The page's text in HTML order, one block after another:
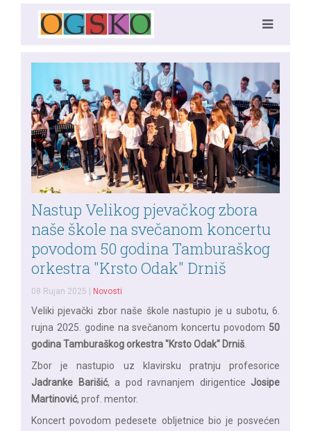
Nastup Velikog pjevačkog zbora
naše škole na svečanom koncertu
povodom 50 godina Tamburaškog
orkestra "Krsto Odak" Drniš
08 Rujan 2025 Novosti
Veliki pjevački zbor naše škole nastupio je u subotu, 6.
rujna 2025. godine na svečanom koncertu povodom 50
godina Tamburaškog orkestra "Krsto Odak" Drniš
Zbor je nastupio uz klavirsku pratnju profesorice
Jadranke Barišić, a pod ravnanjem dirigentice Josipe
Martinović, prof. mentor.
Koncert povodom pedesete obljetnice bio je posvećen